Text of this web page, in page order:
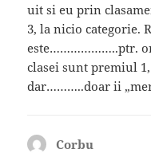
uit si eu prin
3, la nicio categorie.
este………………..ptr.
clasei sunt premiul
dar………..doar ii
Corbu